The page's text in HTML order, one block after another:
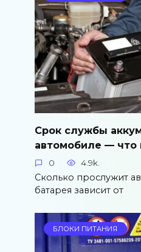
Срок службы
автомобиле — что
0 4.9k.
Сколько прослужит
батарея зависит от
БЛОКИ ПИТАНИЯ